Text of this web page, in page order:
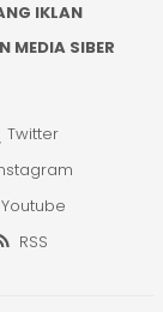
IKLAN
MEDIA SIBER
Twitter
Youtube
RSS